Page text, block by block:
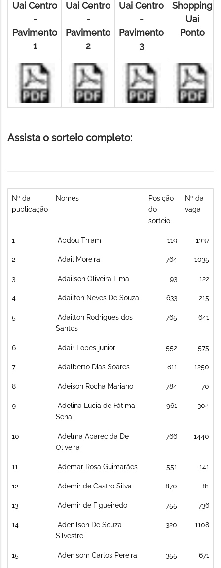
Uai Centro
-
Pavimento
1
Uai Centro
-
Pavimento
2
Uai Centro
-
Pavimento
3
Shopping
Uai
Ponto
Assista o sorteio completo:
Nº da
publicação
Nomes
Posição
do
sorteio
Nº da
vaga
1 Abdou Thiam 119 1337
2 Adail Moreira 764 1035
3 Adailson Oliveira Lima 93 122
4 Adailton Neves De Souza 633 215
5
Adailton Rodrigues dos
Santos
765 641
6 Adair Lopes junior 552 575
7 Adalberto Dias Soares 811 1250
8 Adeison Rocha Mariano 784 70
9
Adelina Lúcia de Fátima
Sena
961 304
10
Adelma Aparecida De
Oliveira
766 1440
11 Ademar Rosa Guimarães 551 141
12 Ademir de Castro Silva 870 81
13 Ademir de Figueiredo 755 736
14
Adenilson De Souza
Silvestre
320 1108
15 Adenisom Carlos Pereira 355 671